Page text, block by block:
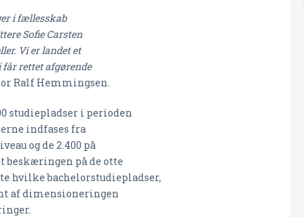
i fællesskab
Sofie Carsten
Vi er landet et
rettet afgørende
Ralf Hemmingsen.
studiepladser i perioden
indfases fra
og de 2.400 på
beskæringen på de otte
hvilke bachelorstudiepladser,
af dimensioneringen